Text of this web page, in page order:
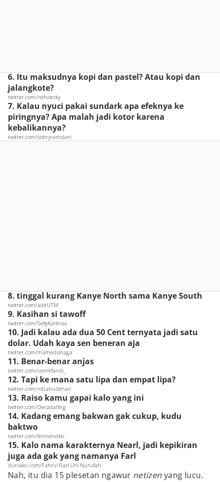
6. Itu maksudnya kopi dan pastel? Atau kopi dan
jalangkote?
twitter.com/ridhoezky
7. Kalau nyuci pakai sundark apa efeknya ke
piringnya? Apa malah jadi kotor karena
kebalikannya?
twitter.com/sobryramdani
8. tinggal kurang Kanye North sama Kanye South
twitter.com/aditUTM
9. Kasihan si tawoff
twitter.com/SellyKarlinaa
10. Jadi kalau ada dua 50 Cent ternyata jadi satu
dolar. Udah kaya sen beneran aja
twitter.com/mamedsinaga
11. Benar-benar anjas
twitter.com/oomirfandi_
12. Tapi ke mana satu lipa dan empat lipa?
twitter.com/nittabudiman
13. Raiso kamu gapai kalo yang ini
twitter.com/Deradarling
14. Kadang emang bakwan gak cukup, kudu
baktwo
twitter.com/fermendkis
15. Kalo nama karakternya Nearl, jadi kepikiran
juga ada gak yang namanya Farl
duniaku.com/Fahrul Razi Uni Nurullah
Nah, itu dia 15 plesetan ngawur netizenyang lucu.